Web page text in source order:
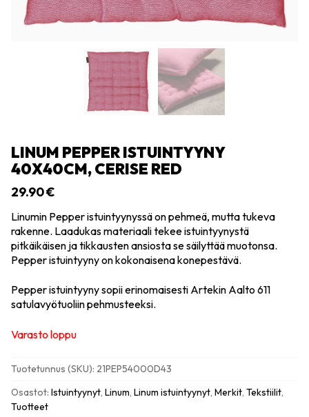
LINUM PEPPER ISTUINTYYNY
40X40CM, CERISE RED
29.90€
Linumin Pepper istuintyynyssä on pehmeä, mutta tukeva
rakenne. Laadukas materiaali tekee istuintyynystä
pitkäikäisen ja tikkausten ansiosta se säilyttää muotonsa.
Pepper istuintyyny on kokonaisena konepestävä.
Pepper istuintyyny sopii erinomaisesti Artekin Aalto 611
satulavyötuoliin pehmusteeksi.
Varasto loppu
Tuotetunnus (SKU): 21PEP54000D43
Osastot: Istuintyynyt, Linum, Linum istuintyynyt, Merkit, Tekstiilit,
Tuotteet